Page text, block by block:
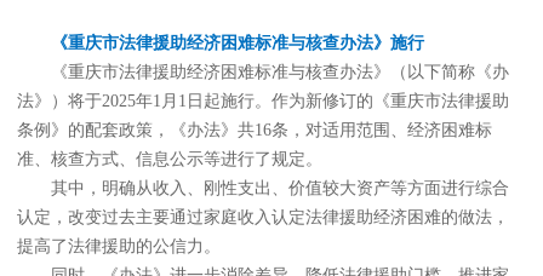
《重庆市法律援助经济困难标准与核查办法》施行
《重庆市法律援助经济困难标准与核查办法》（以下简称《办
法》）将于2025年1月1日起施行。作为新修订的《重庆市法律援助
条例》的配套政策，《办法》共16条，对适用范围、经济困难标
准、核查方式、信息公示等进行了规定。
其中，明确从收入、刚性支出、价值较大资产等方面进行综合
认定，改变过去主要通过家庭收入认定法律援助经济困难的做法，
提高了法律援助的公信力。